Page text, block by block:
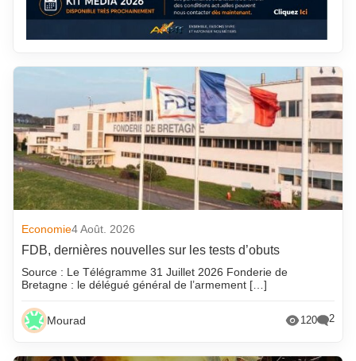
Economie4 Août. 2026
FDB, dernières nouvelles sur les tests d’obuts
Source : Le Télégramme 31 Juillet 2026 Fonderie de
Bretagne : le délégué général de l’armement […]
Mourad 120 2